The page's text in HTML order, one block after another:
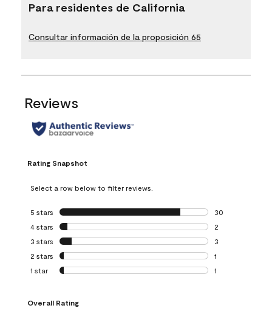
Para residentes de California
Consultar información de la proposición 65
Reviews
Rating Snapshot
Select a row below to filter reviews.
5 stars stars
30
30 reviews with
4 stars stars
2
2 reviews with 4
3 stars stars
3
3 reviews with 3
2 stars stars
1
1 review with 2
1 star stars
1
Overall Rating